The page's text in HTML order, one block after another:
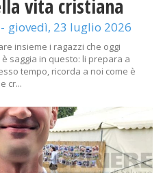
vita cristiana
- giovedì, 23 luglio 2026
insieme i ragazzi che oggi
saggia in questo: li prepara a
tempo, ricorda a noi come è
cr...